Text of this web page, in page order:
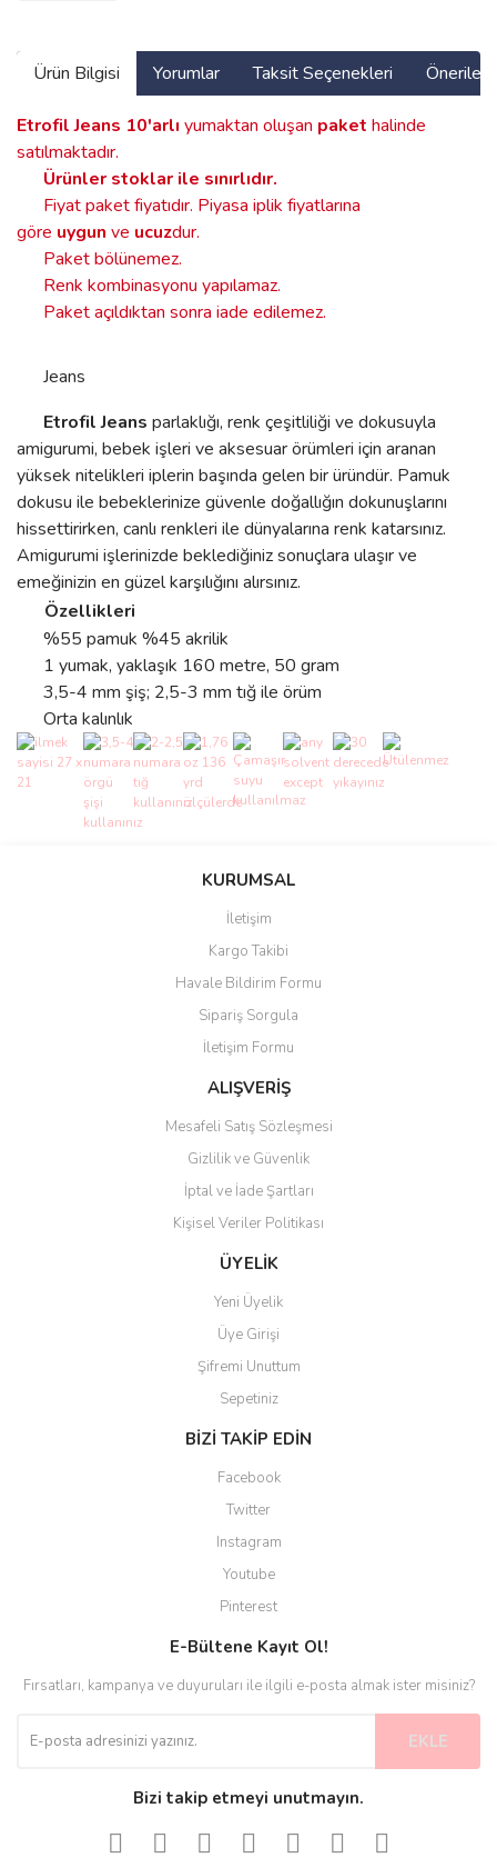
Ürün Bilgisi Yorumlar Taksit Seçenekleri
Etrofil Jeans 10'arlı yumaktan oluşan paket halinde
satılmaktadır.
Ürünler stoklar ile sınırlıdır.
Fiyat paket fiyatıdır. Piyasa iplik fiyatlarına
göre uygun ve ucuzdur.
Paket bölünemez.
Renk kombinasyonu yapılamaz.
Paket açıldıktan sonra iade edilemez.
Jeans
Etrofil Jeans parlaklığı, renk çeşitliliği ve dokusuyla
amigurumi, bebek işleri ve aksesuar örümleri için aranan
yüksek nitelikleri iplerin başında gelen bir üründür. Pamuk
dokusu ile bebeklerinize güvenle doğallığın dokunuşlarını
hissettirirken, canlı renkleri ile dünyalarına renk katarsınız.
Amigurumi işlerinizde beklediğiniz sonuçlara ulaşır ve
emeğinizin en güzel karşılığını alırsınız.
Özellikleri
%55 pamuk %45 akrilik
1 yumak, yaklaşık 160 metre, 50 gram
3,5-4 mm şiş; 2,5-3 mm tığ ile örüm
Orta kalınlık
Bu ürüne ilk yorumu siz yapın!
Ürün resmi kalitesiz, bozuk veya görüntülenemiyor.
Ürün açıklamasında eksik bilgiler bulunuyor.
Ürün bilgilerinde hatalar bulunuyor.
Ürün fiyatı diğer sitelerden daha pahalı.
Bu ürüne benzer farklı alternatifler olmalı.
Gönder
KURUMSAL
İletişim
Kargo Takibi
Havale Bildirim Formu
Sipariş Sorgula
İletişim Formu
ALIŞVERİŞ
Mesafeli Satış Sözleşmesi
Gizlilik ve Güvenlik
İptal ve İade Şartları
Kişisel Veriler Politikası
ÜYELİK
Yeni Üyelik
Üye Girişi
Şifremi Unuttum
Sepetiniz
BİZİ TAKİP EDİN
Facebook
Twitter
Instagram
Youtube
Pinterest
E-Bültene Kayıt Ol!
Fırsatları, kampanya ve duyuruları ile ilgili e-posta almak ister misiniz?
EKLE
Bizi takip etmeyi unutmayın.